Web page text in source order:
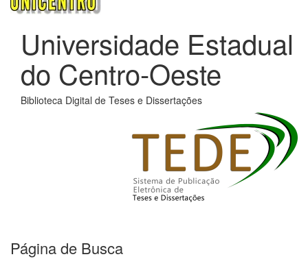
Universidade Estadual
do Centro-Oeste
Biblioteca Digital de Teses e Dissertações
Página de Busca